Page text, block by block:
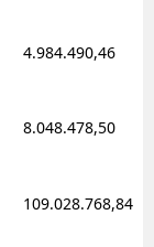
4.984.490,46
8.048.478,50
109.028.768,84